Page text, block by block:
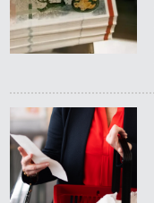
224 kr.
10 kg gas